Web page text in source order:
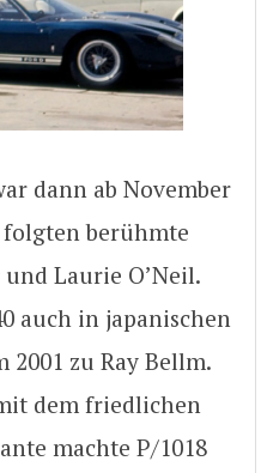
dann ab November
folgten berühmte
Laurie O’Neil.
auch in japanischen
2001 zu Ray Bellm.
dem friedlichen
machte P/1018